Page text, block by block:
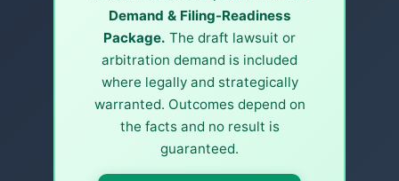
Demand & Filing-Readiness
Package. The draft lawsuit or
arbitration demand is included
where legally and strategically
warranted. Outcomes depend on
the facts and no result is
guaranteed.